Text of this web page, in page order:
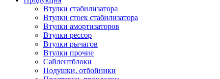
Втулки стабилизатора
Втулки стоек стабилизатора
Втулки амортизаторов
Втулки рессор
Втулки рычагов
Втулки прочие
Сайлентблоки
Подушки, отбойники